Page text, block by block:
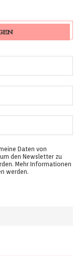
Daten von
den Newsletter zu
Mehr Informationen
werden.